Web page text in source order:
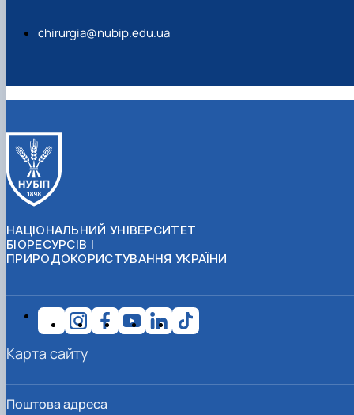
chirurgia@nubip.edu.ua
НАЦІОНАЛЬНИЙ УНІВЕРСИТЕТ
БІОРЕСУРСІВ І
ПРИРОДОКОРИСТУВАННЯ УКРАЇНИ
Поштова адреса
Карта сайту